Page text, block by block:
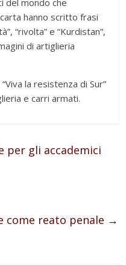
del mondo che
hanno scritto frasi
“rivolta” e “Kurdistan”,
di artiglieria
la resistenza di Sur”
e carri armati.
per gli accademici
come reato penale →